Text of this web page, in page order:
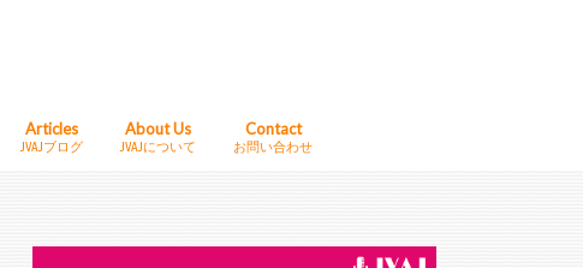
Articles
JVAJブログ
About Us
JVAJについて
Contact
お問い合わせ